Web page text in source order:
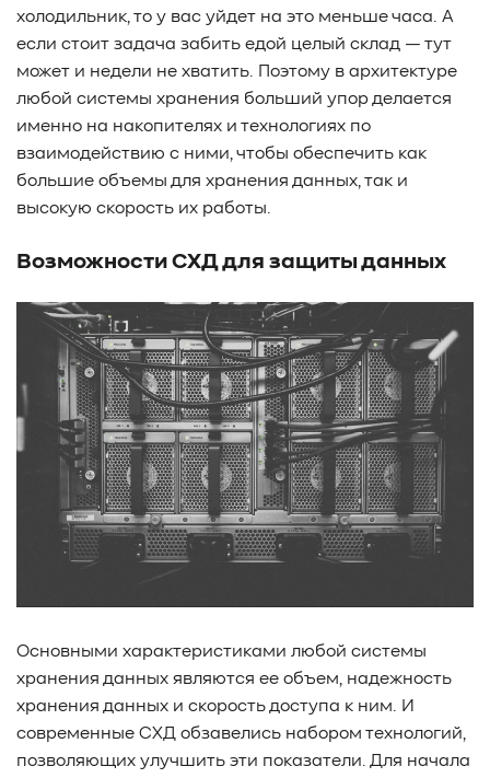
холодильник, то у вас уйдет на это меньше часа. А
если стоит задача забить едой целый склад — тут
может и недели не хватить. Поэтому в архитектуре
любой системы хранения больший упор делается
именно на накопителях и технологиях по
взаимодействию с ними, чтобы обеспечить как
большие объемы для хранения данных, так и
высокую скорость их работы.
Возможности СХД для защиты данных
Основными характеристиками любой системы
хранения данных являются ее объем, надежность
хранения данных и скорость доступа к ним. И
современные СХД обзавелись набором технологий,
позволяющих улучшить эти показатели. Для начала